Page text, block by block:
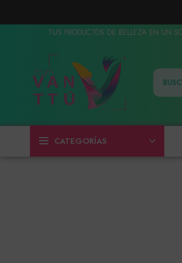
TUS PRODUCTOS DE BELLEZA EN UN
CATEGORÍAS